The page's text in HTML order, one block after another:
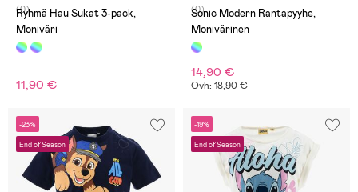
(0)
Ryhmä Hau Sukat 3-pack,
Moniväri
11,90 €
(0)
Sonic Modern Rantapyyhe,
Monivärinen
14,90 €
Ovh: 18,90 €
-23%
End of Season
-19%
End of Season